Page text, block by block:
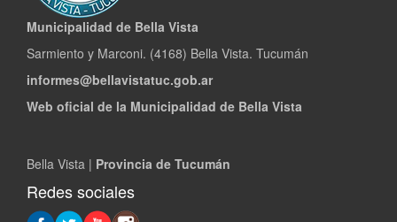
Municipalidad de Bella Vista
Sarmiento y Marconi. (4168) Bella Vista. Tucumán
informes@bellavistatuc.gob.ar
Web oficial de la Municipalidad de Bella Vista
Bella Vista | Provincia de Tucumán
Redes sociales